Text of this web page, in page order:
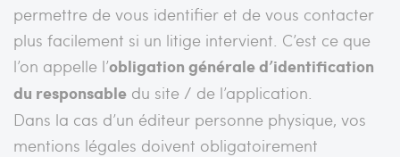
permettre de vous identifier et de vous contacter
plus facilement si un litige intervient. C’est ce que
l’on appelle l’obligation générale d’identification
du responsable du site / de l’application.
Dans la cas d’un éditeur personne physique, vos
mentions légales doivent obligatoirement